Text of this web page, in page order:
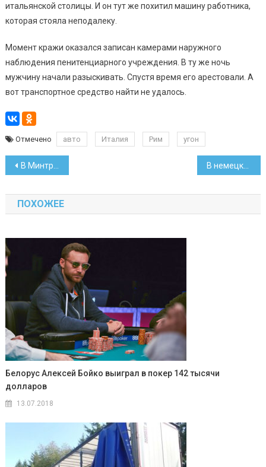
итальянской столицы. И он тут же похитил машину работника,
которая стояла неподалеку.
Момент кражи оказался записан камерами наружного
наблюдения пенитенциарного учреждения. В ту же ночь
мужчину начали разыскивать. Спустя время его арестовали. А
вот транспортное средство найти не удалось.
Отмечено авто Италия Рим угон
Навигация
по
записям
В Минтруда рассказали, сколько в стране долгожителей В немецком Клеве белорус на Ford Galaxy въехал в ворота гаража
ПОХОЖЕЕ
Белорус Алексей Бойко выиграл в покер 142 тысячи
долларов
13.07.2018